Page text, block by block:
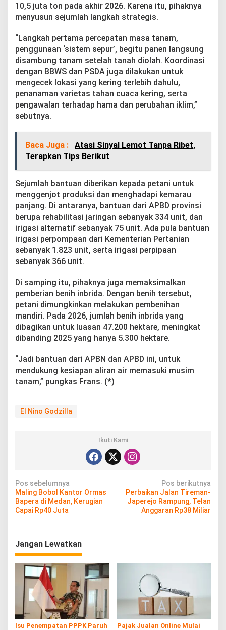
10,5 juta ton pada akhir 2026. Karena itu, pihaknya
menyusun sejumlah langkah strategis.
“Langkah pertama percepatan masa tanam,
penggunaan ‘sistem sepur’, begitu panen langsung
disambung tanam setelah tanah diolah. Koordinasi
dengan BBWS dan PSDA juga dilakukan untuk
mengecek lokasi yang kering terlebih dahulu,
penanaman varietas tahan cuaca kering, serta
pengawalan terhadap hama dan perubahan iklim,”
sebutnya.
Baca Juga :
Atasi Sinyal Lemot Tanpa Ribet,
Terapkan Tips Berikut
Sejumlah bantuan diberikan kepada petani untuk
menggenjot produksi dan menghadapi kemarau
panjang. Di antaranya, bantuan dari APBD provinsi
berupa rehabilitasi jaringan sebanyak 334 unit, dan
irigasi alternatif sebanyak 75 unit. Ada pula bantuan
irigasi perpompaan dari Kementerian Pertanian
sebanyak 1.823 unit, serta irigasi perpipaan
sebanyak 366 unit.
Di samping itu, pihaknya juga memaksimalkan
pemberian benih inbrida. Dengan benih tersebut,
petani dimungkinkan melakukan pembenihan
mandiri. Pada 2026, jumlah benih inbrida yang
dibagikan untuk luasan 47.200 hektare, meningkat
dibanding 2025 yang hanya 5.300 hektare.
“Jadi bantuan dari APBN dan APBD ini, untuk
mendukung kesiapan aliran air memasuki musim
tanam,” pungkas Frans. (*)
El Nino Godzilla
Ikuti Kami
N
a
v
g
a
o
s
Pos sebelumnya
Maling Bobol Kantor Ormas
Bapera di Medan, Kerugian
Capai Rp40 Juta
Pos berikutnya
Perbaikan Jalan Tireman-
Japerejo Rampung, Telan
Anggaran Rp38 Miliar
Jangan Lewatkan
Isu Penempatan PPPK Paruh Pajak Jualan Online Mulai